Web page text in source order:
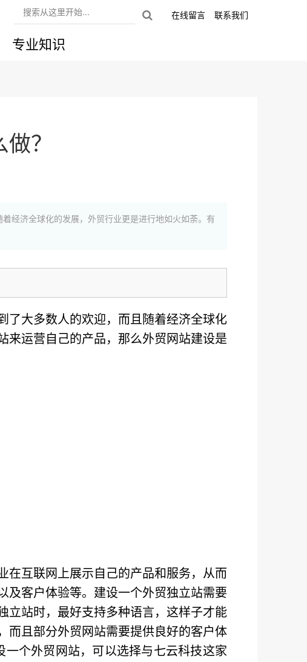
在线留言 联系我们
专业知识
？
经济全球化的发展，外贸行业更是进行地如火如荼。有
了大多数人的欢迎，而且随着经济全球化
来运营自己的产品，那么外贸网站建设是
在互联网上展示自己的产品和服务，从而
及客户体验等。建设一个外贸独立站需要
立站时，最好支持多种语言，这样子才能
而且部分外贸网站需要提供良好的客户体
个外贸网站，可以选择与七云科技这家